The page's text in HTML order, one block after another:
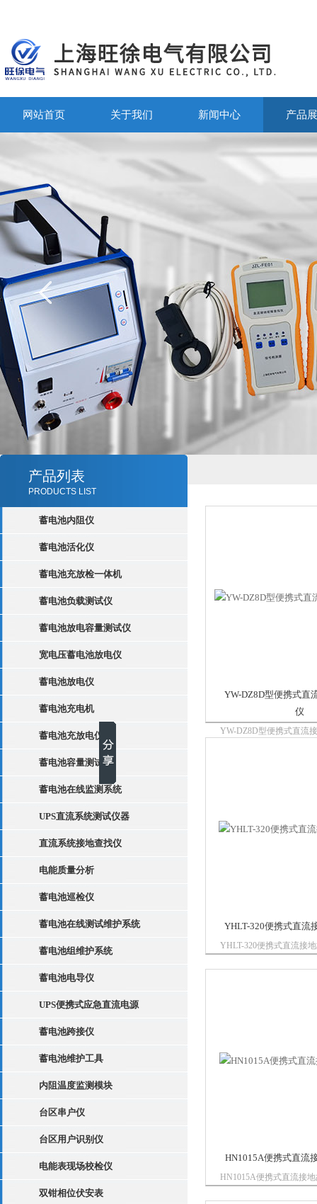
网站首页 关于我们 新闻中心 产品
产品列表
PRODUCTS LIST
蓄电池内阻仪
蓄电池活化仪
蓄电池充放检一体机
蓄电池负载测试仪
蓄电池放电容量测试仪
宽电压蓄电池放电仪
蓄电池放电仪
蓄电池充电机
蓄电池充放电仪
蓄电池容量测试仪
蓄电池在线监测系统
UPS直流系统测试仪器
直流系统接地查找仪
电能质量分析
蓄电池巡检仪
蓄电池在线测试维护系统
蓄电池组维护系统
蓄电池电导仪
UPS便携式应急直流电源
蓄电池跨接仪
蓄电池维护工具
内阻温度监测模块
台区串户仪
台区用户识别仪
电能表现场校检仪
双钳相位伏安表
YW-DZ8D型便携式直
仪
YW-DZ8D型便携式直流
YHLT-320便携式直流
YHLT-320便携式直流接
HN1015A便携式直流
HN1015A便携式直流接